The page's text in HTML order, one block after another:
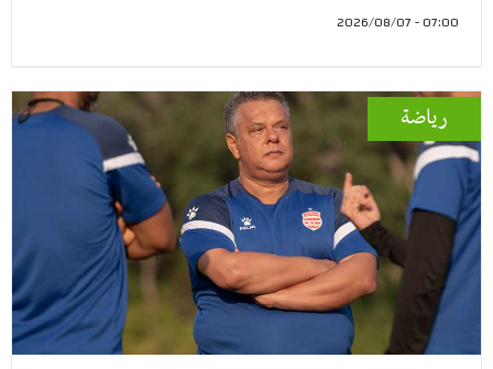
07:00 - 2026/08/07
رياضة